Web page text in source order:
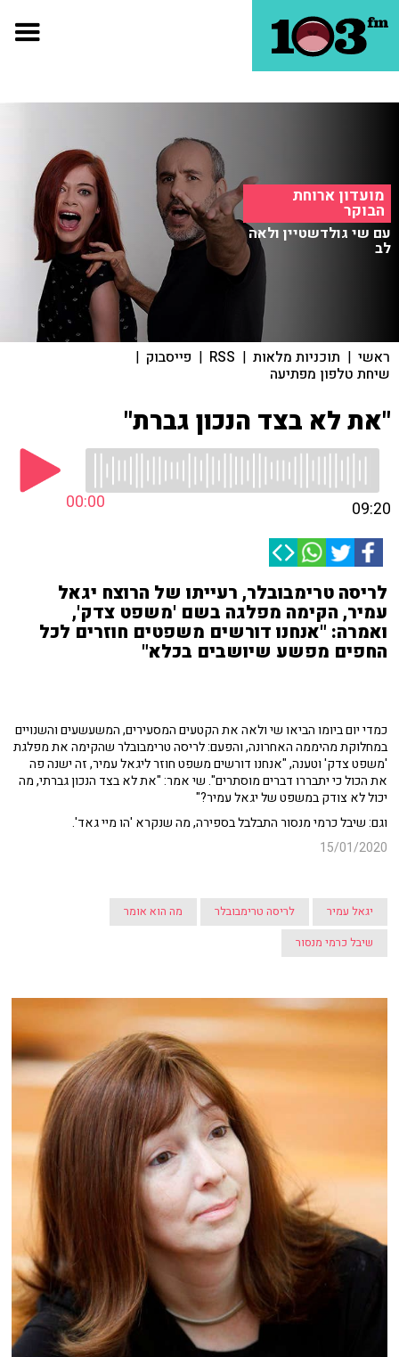
מועדון ארוחת
הבוקר
עם שי גולדשטיין ולאה
לב
ראשי | תוכניות מלאות |
RSS
| פייסבוק |
שיחת טלפון מפתיעה
"את לא בצד הנכון גברת"
00:00 09:20
לריסה טרימבובלר, רעייתו של הרוצח יגאל
עמיר, הקימה מפלגה בשם 'משפט צדק',
ואמרה: "אנחנו דורשים משפטים חוזרים לכל
החפים מפשע שיושבים בכלא"
כמדי יום ביומו הביאו שי ולאה את הקטעים המסעירים, המשעשעים והשנויים
במחלוקת מהיממה האחרונה, והפעם: לריסה טרימבובלר שהקימה את מפלגת
'משפט צדק' וטענה, "אנחנו דורשים משפט חוזר ליגאל עמיר, זה ישנה פה
את הכול כי יתבררו דברים מוסתרים". שי אמר: "את לא בצד הנכון גברתי, מה
יכול לא צודק במשפט של יגאל עמיר?"
וגם: שיבל כרמי מנסור התבלבל בספירה, מה שנקרא 'הו מיי גאד'.
15/01/2020
יגאל עמיר לריסה טרימבובלר
מה הוא אומר
שיבל כרמי מנסור